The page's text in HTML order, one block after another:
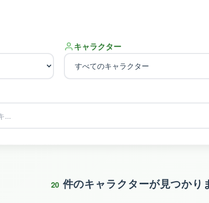
キャラクター
20 件のキャラクターが見つかり